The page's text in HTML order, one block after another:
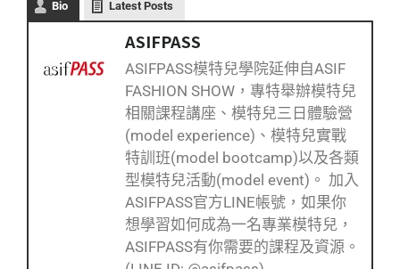
Bio Latest Posts
ASIFPASS
ASIFPASS模特兒學院延伸自ASIF
FASHION SHOW，專特舉辦模特兒
相關課程講座、模特兒三日體驗營
(model experience)、模特兒實戰
特訓班(model bootcamp)以及各類
型模特兒活動(model event)。 加入
ASIFPASS官方LINE帳號，如果你
想學習如何成為一名專業模特兒，
ASIFPASS有你需要的課程及資源。